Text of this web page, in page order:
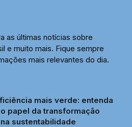
as últimas notícias sobre
e muito mais. Fique sempre
mais relevantes do dia.
mais verde: entenda
papel da transformação
sustentabilidade